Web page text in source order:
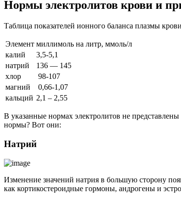
Нормы электролитов крови и
Таблица показателей ионного баланса плазмы
Элемент миллимоль на литр, ммоль/л
калий
3,5-5,1
натрий
136 — 145
хлор
98-107
магний
0,66-1,07
кальций 2,1 – 2,55
В указанные нормах электролитов не
нормы? Вот они:
Натрий
Изменение значений натрия в большую сторону
как кортикостероидные гормоны, андрогены и